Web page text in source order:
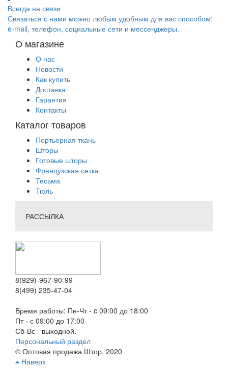
Всегда на связи
Связаться с нами можно любым удобным для вас способом:
e-mail, телефон, социальные сети и мессенджеры.
О магазине
О нас
Новости
Как купить
Доставка
Гарантия
Контакты
Каталог товаров
Портьерная ткань
Шторы
Готовые шторы
Французская сетка
Тесьма
Тюль
РАССЫЛКА
8(929)-967-90-99
8(499) 235-47-04
Время работы: Пн-Чт - c 09:00 до 18:00
Пт - с 09:00 до 17:00
Сб-Вс - выходной.
Персональный раздел
© Оптовая продажа Штор, 2020
Наверх